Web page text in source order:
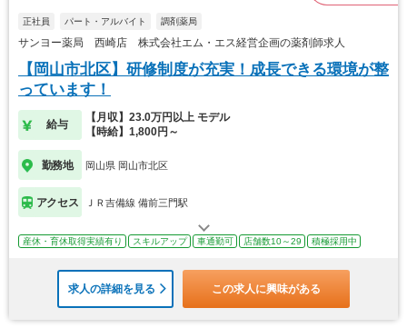
正社員 パート・アルバイト 調剤薬局
サンヨー薬局 西崎店 株式会社エム・エス経営企画の薬剤師求人
【岡山市北区】研修制度が充実！成長できる環境が整
っています！
給与
【月収】23.0万円以上 モデル
【時給】1,800円～
勤務地 岡山県 岡山市北区
アクセス ＪＲ吉備線 備前三門駅
産休・育休取得実績有り スキルアップ 車通勤可 店舗数10～29 積極採用中
求人の詳細を見る この求人に興味がある